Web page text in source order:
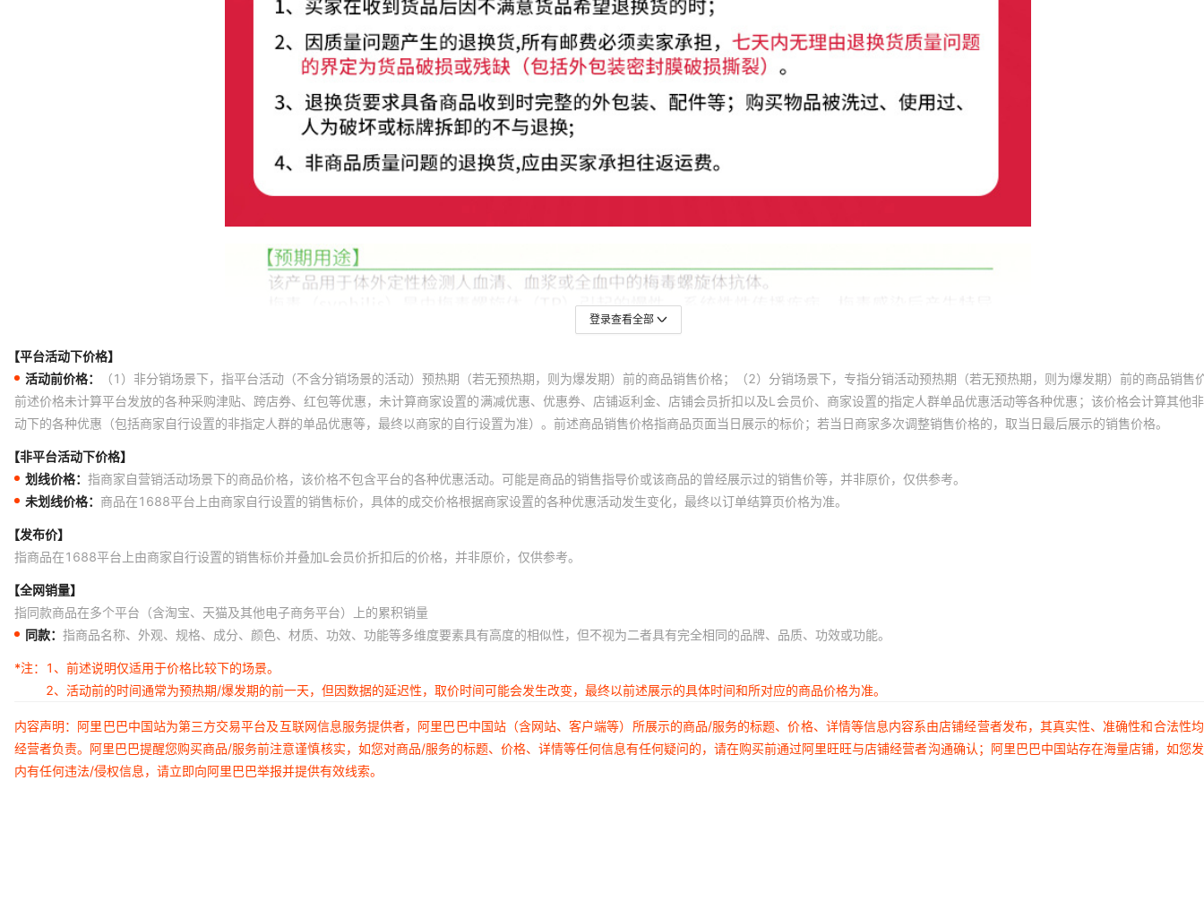
登录查看全部
【平台活动下价格】
活动前价格：
（1）非分销场景下，指平台活动（不含分销场景的活动）预热期（若无预热期，则为爆发期）前的商品销售价格；（2）分销场景下，专指分销活动预热期（若无预热期，则为爆发期）前的商品销售
前述价格未计算平台发放的各种采购津贴、跨店券、红包等优惠，未计算商家设置的满减优惠、优惠券、店铺返利金、店铺会员折扣以及L会员价、商家设置的指定人群单品优惠活动等各种优惠；该价格会计算其他
动下的各种优惠（包括商家自行设置的非指定人群的单品优惠等，最终以商家的自行设置为准）。前述商品销售价格指商品页面当日展示的标价；若当日商家多次调整销售价格的，取当日最后展示的销售价格。
【非平台活动下价格】
划线价格： 指商家自营销活动场景下的商品价格，该价格不包含平台的各种优惠活动。可能是商品的销售指导价或该商品的曾经展示过的销售价等，并非原价，仅供参考。
未划线价格： 商品在1688平台上由商家自行设置的销售标价，具体的成交价格根据商家设置的各种优惠活动发生变化，最终以订单结算页价格为准。
【发布价】
指商品在1688平台上由商家自行设置的销售标价并叠加L会员价折扣后的价格，并非原价，仅供参考。
【全网销量】
指同款商品在多个平台（含淘宝、天猫及其他电子商务平台）上的累积销量
同款： 指商品名称、外观、规格、成分、颜色、材质、功效、功能等多维度要素具有高度的相似性，但不视为二者具有完全相同的品牌、品质、功效或功能。
*注：
1、前述说明仅适用于价格比较下的场景。
2、活动前的时间通常为预热期/爆发期的前一天，但因数据的延迟性，取价时间可能会发生改变，最终以前述展示的具体时间和所对应的商品价格为准。
内容声明：阿里巴巴中国站为第三方交易平台及互联网信息服务提供者，阿里巴巴中国站（含网站、客户端等）所展示的商品/服务的标题、价格、详情等信息内容系由店铺经营者发布，其真实性、准确性和合法性
经营者负责。阿里巴巴提醒您购买商品/服务前注意谨慎核实，如您对商品/服务的标题、价格、详情等任何信息有任何疑问的，请在购买前通过阿里旺旺与店铺经营者沟通确认；阿里巴巴中国站存在海量店铺，如您
内有任何违法/侵权信息，请立即向阿里巴巴举报并提供有效线索。